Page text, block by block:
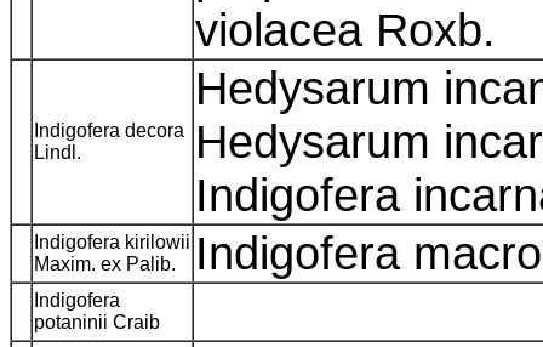
violacea Roxb.
Indigofera decora
Lindl.
Hedysarum
Hedysarum
Indigofera
Indigofera kirilowii
Maxim. ex Palib.
Indigofera
Indigofera
potaninii Craib